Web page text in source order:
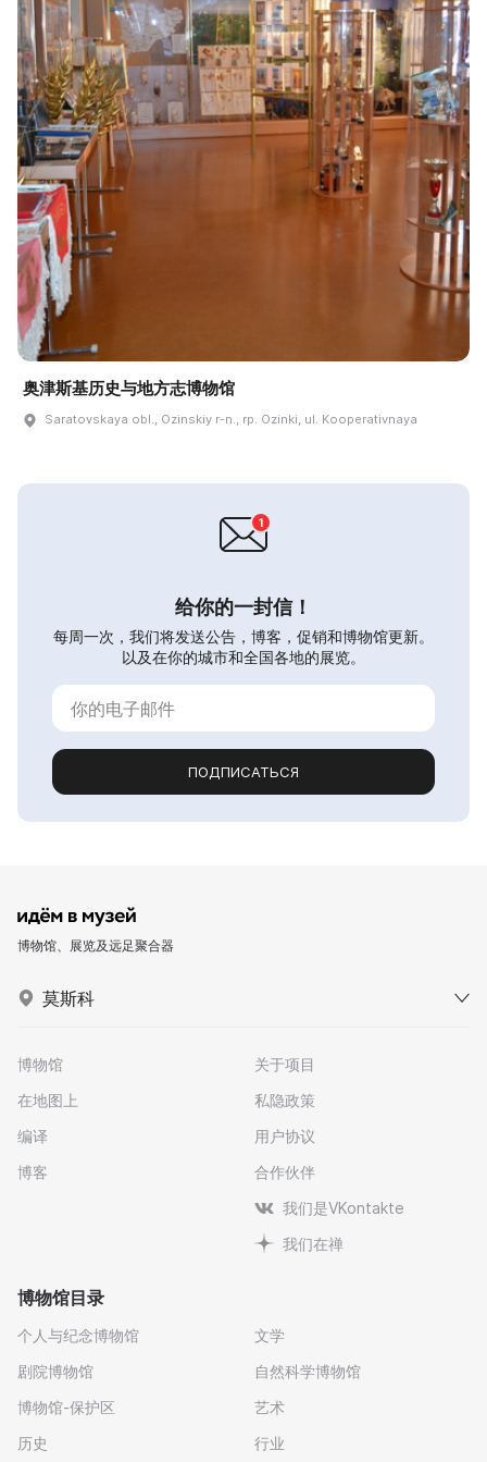
奥津斯基历史与地方志博物馆
Saratovskaya obl., Ozinskiy r-n., rp. Ozinki, ul. Kooperativnaya
给你的一封信！
每周一次，我们将发送公告，博客，促销和博物馆更新。
以及在你的城市和全国各地的展览。
ПОДПИСАТЬСЯ
博物馆、展览及远足聚合器
莫斯科
博物馆
在地图上
编译
博客
关于项目
私隐政策
用户协议
合作伙伴
我们是VKontakte
我们在禅
博物馆目录
个人与纪念博物馆
剧院博物馆
博物馆-保护区
历史
文学
自然科学博物馆
艺术
行业